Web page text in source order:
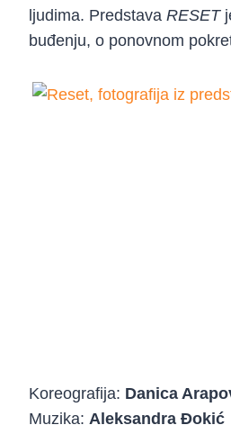
ljudima. Predstava RESET
buđenju, o ponovnom
Koreografija: Danica
Muzika: Aleksandra Đokić